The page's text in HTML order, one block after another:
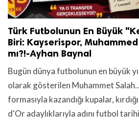
Türk Futbolunun En Büyük
Biri: Kayserispor, Muhammed
mı?!-Ayhan Baynal
Bugün dünya futbolunun en büyük
olarak gösterilen Muhammet
formasıyla kazandığı kupalar,
d'Or adaylıklarıyla adını futbol